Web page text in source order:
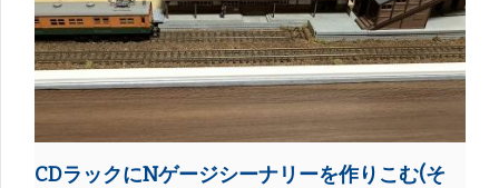
CDラックにNゲージシーナリーを作りこむ(そ